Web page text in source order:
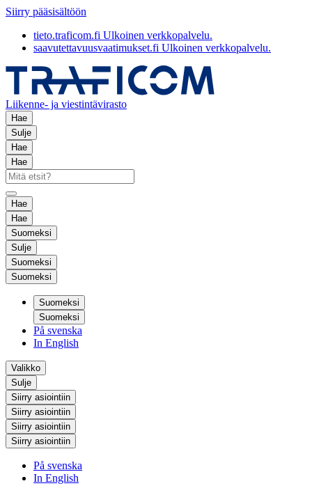
Siirry pääsisältöön
tieto.traficom.fi Ulkoinen verkkopalvelu.
saavutettavuusvaatimukset.fi Ulkoinen verkkopalvelu.
Liikenne- ja viestintävirasto
Hae
Sulje
Hae
Hae
Hae
Hae
Suomeksi
Sulje
Suomeksi
Suomeksi
Suomeksi
Suomeksi
På svenska
In English
Valikko
Sulje
Siirry asiointiin
Siirry asiointiin
Siirry asiointiin
Siirry asiointiin
På svenska
In English